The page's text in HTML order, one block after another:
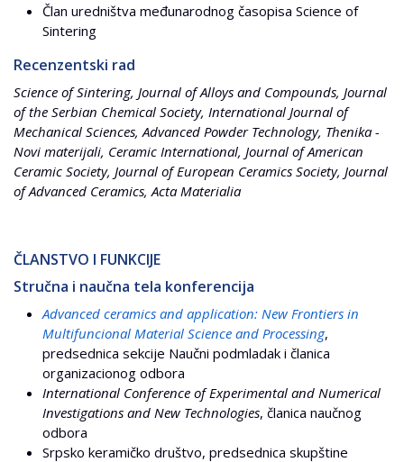
Član uredništva međunarodnog časopisa Science of
Sintering
Recenzentski rad
Science of Sintering, Journal of Alloys and Compounds, Journal
of the Serbian Chemical Society, International Journal of
Mechanical Sciences, Advanced Powder Technology, Thenika -
Novi materijali, Ceramic International, Journal of American
Ceramic Society, Journal of European Ceramics Society, Journal
of Advanced Ceramics, Acta Materialia
ČLANSTVO I FUNKCIJE
Stručna i naučna tela konferencija
Advanced ceramics and application: New Frontiers in
Multifuncional Material Science and Processing,
predsednica sekcije Naučni podmladak i članica
organizacionog odbora
International Conference of Experimental and Numerical
Investigations and New Technologies, članica naučnog
odbora
Srpsko keramičko društvo, predsednica skupštine